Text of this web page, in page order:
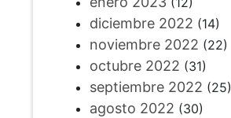
diciembre 2022 (14)
noviembre 2022 (22)
octubre 2022 (31)
septiembre 2022 (25)
agosto 2022 (30)